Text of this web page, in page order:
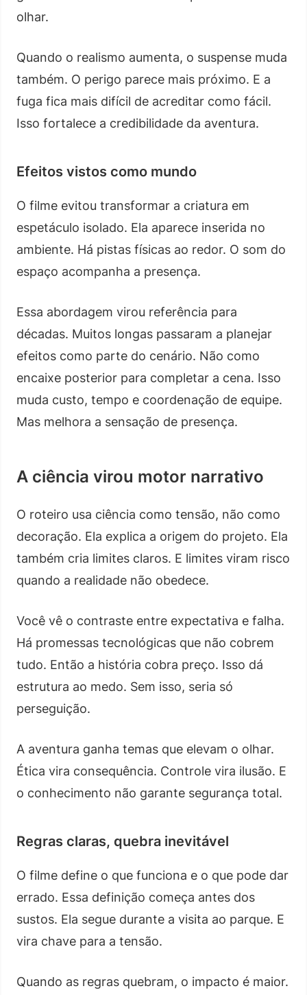
olhar.
Quando o realismo aumenta, o suspense muda
também. O perigo parece mais próximo. E a
fuga fica mais difícil de acreditar como fácil.
Isso fortalece a credibilidade da aventura.
Efeitos vistos como mundo
O filme evitou transformar a criatura em
espetáculo isolado. Ela aparece inserida no
ambiente. Há pistas físicas ao redor. O som do
espaço acompanha a presença.
Essa abordagem virou referência para
décadas. Muitos longas passaram a planejar
efeitos como parte do cenário. Não como
encaixe posterior para completar a cena. Isso
muda custo, tempo e coordenação de equipe.
Mas melhora a sensação de presença.
A ciência virou motor narrativo
O roteiro usa ciência como tensão, não como
decoração. Ela explica a origem do projeto. Ela
também cria limites claros. E limites viram risco
quando a realidade não obedece.
Você vê o contraste entre expectativa e falha.
Há promessas tecnológicas que não cobrem
tudo. Então a história cobra preço. Isso dá
estrutura ao medo. Sem isso, seria só
perseguição.
A aventura ganha temas que elevam o olhar.
Ética vira consequência. Controle vira ilusão. E
o conhecimento não garante segurança total.
Regras claras, quebra inevitável
O filme define o que funciona e o que pode dar
errado. Essa definição começa antes dos
sustos. Ela segue durante a visita ao parque. E
vira chave para a tensão.
Quando as regras quebram, o impacto é maior.